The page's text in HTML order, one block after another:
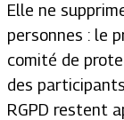
Elle ne
personnes : le
comité de
des
RGPD restent